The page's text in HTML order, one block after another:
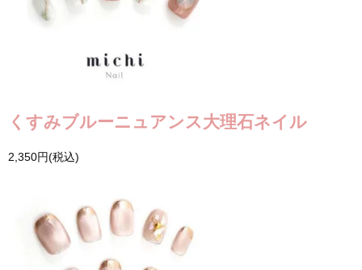
くすみブルーニュアンス大理石ネイル
2,350円(税込)